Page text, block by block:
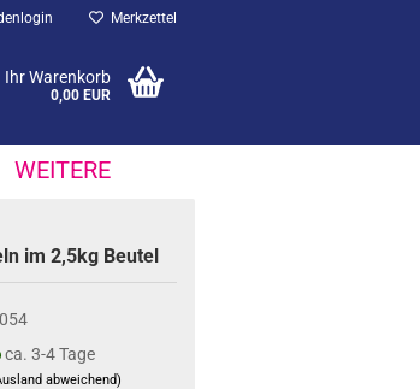
Merkzettel
Ihr Warenkorb
0,00 EUR
WEITERE
im 2,5kg Beu­tel
ca. 3-4 Tage
abweichend)